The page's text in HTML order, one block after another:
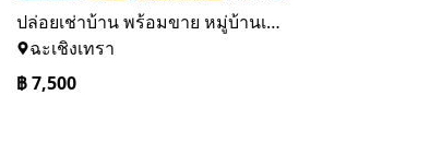
ปล่อยเช่าบ้าน พร้อมขาย หมู่บ้านเจทาว ตำบลแสนภูดาษ
ฉะเชิงเทรา
฿7,500